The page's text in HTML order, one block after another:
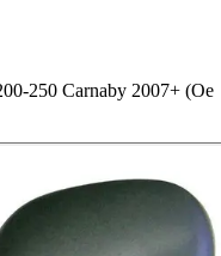
250 Carnaby 2007+ (Oe